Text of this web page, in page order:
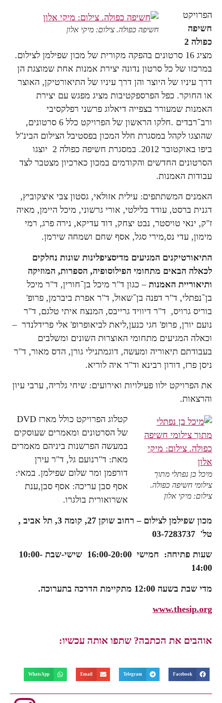
חשיפה כפולה. צילום: מיקי אלון
הפרויקט
חשיפה
כפולה 2
מציג 16 סרטונים בהפקה מקורית של מכון שפילמן לצילום.
במרכזו של כל סרטון נדונה יצירת אמנות אחת שמוצגת הן
דרך עיניו של היוצר והן דרך עיניו של התיאורטיקן, האוצר
או החוקר. כפל הפרספקטיבות מציג מפגש עם יצירת
האמנות שמעורר בצפייה דיאלוג פרשני רפלקסיבי
ורב־רבדים .חלקו הראשון של הפרויקט כלל 6 סרטונים,
שהוצגו לקהל במסגרת חלל המכון בפסטיבל הצילום הבינ"ל
ביפו באוקטובר 2012. במסגרת חשיפה כפולה 2 יוצגו
הסרטונים החדשים והקודמים במכון כארכיון מצטבר לצד
עבודות האמנות.
האמנים המשתתפים: עילית אזולאי, גסטון צבי איצקוביץ,
דגנית ברסט, עודד בלילטי, אורי גרשוני, מיכל היימן, מאיה
ז"ק, ינאי טויסטר, נבט יצחק, דוד עדיקא, נירה פרג, רמי
מימון, עדי נס,מירי סגל, אסף שחם ושמחה שירמן.
התיאורטיקנים המגיעים מדיסציפלינות שונות נחלקים
לכאלה הבאים מתחומי הפילוסופיה, הספרות, המוזיקה
ותיאוריית האמנות – כגון ד"ר מיכל בן־חורין, ד"ר מיכל
בן־נפתלי, ד"ר דפנה בן־שאול, ד"ר אפרת ביברמן, פרופ'
בוריס גרויס, ד"ר דיוויד גרייבס, המנצח איתי טלגם, ד"ר
נועם יורן, פרופ' חגי כנען,ליאת לביאופרופ' אלי פרידלנדר –
וכאלה המגיעים מתחומי האוצרוּת השונים ומשלבים
בעבודתם תיאוריה ומעשה, דוגמתנילי גורן, הדס מאור, ד"ר
ניסן פרז, דורון רבינא וד"ר איה לוריא.
את הפרויקט ילוו פעילויות ואירועים: שיחי גלריה, ערבי עיון
והרצאות.
מיכל בן נפתלי מתוך
צילומי חשיפה כפולה.
צילום: מיקי אלון
קטלוג הפרויקט כולל מארז DVD
של הסרטונים ומאמרים שעוסקים
במעשה הפרשנות ביניהם מאמרים
מאת: ד"רנועם גל, ד"ר עירן
דורפמן ומר שלום שפילמן. במאי:
אסף סבן עריכה: אסף סבן,ענת
אשרואורית בולגרו.
מכון שפילמן לצילום – רחוב שוקן 27, קומה 3, תל אביב ,
טל' 03-7283737
שעות פתיחה: חמישי 16:00-20:00 שישי-שבת 10:00-
14:00
מדי שבת בשעה 12:00 מתקיימת הדרכה בתערוכה.
www.thesip.org
אוהבים את הכתבה? שתפו אותה עכשיו:
Facebook
Telegram
Email
WhatsApp